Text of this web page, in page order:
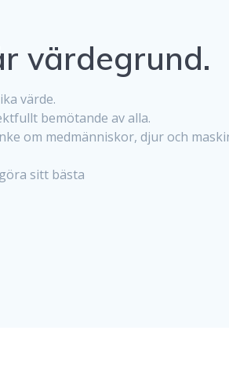
värdegrund.
värde.
bemötande av alla.
om medmänniskor, djur och
sitt bästa